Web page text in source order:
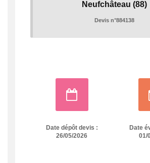
Neufchâteau (88)
Devis n°884138
Date dépôt devis :
26/05/2026
Date
01/